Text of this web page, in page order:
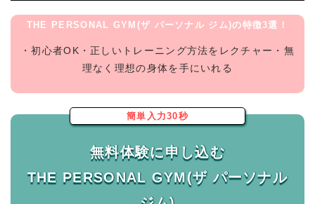
THE PERSONAL GYM(ザ パーソナル ジム)の特徴3選！
・初心者OK・正しいトレーニング方法をレクチャー・無
理なく理想の身体を手にいれる
簡単入力30秒
無料体験に申し込む
THE PERSONAL GYM(ザ パーソナル